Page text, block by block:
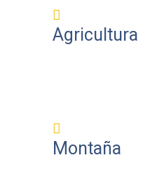
Agricultura
Montaña